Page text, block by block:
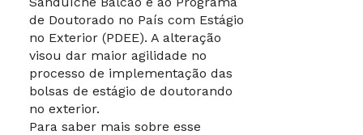
de Doutorado no País com Estágio
no Exterior (PDEE). A alteração
visou dar maior agilidade no
processo de implementação das
bolsas de estágio de doutorando
no exterior.
Para saber mais sobre esse